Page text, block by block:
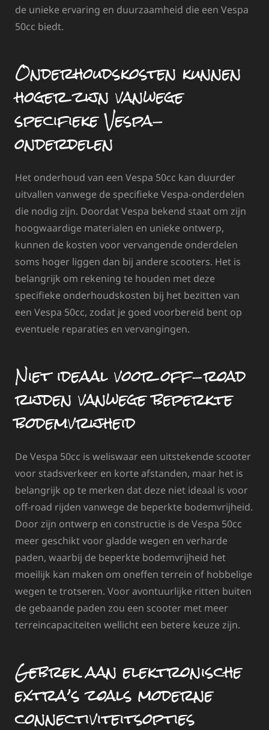
de unieke ervaring en duurzaamheid die een Vespa
50cc biedt.
Onderhoudskosten kunnen
hoger zijn vanwege
specifieke Vespa-
onderdelen
Het onderhoud van een Vespa 50cc kan duurder
uitvallen vanwege de specifieke Vespa-onderdelen
die nodig zijn. Doordat Vespa bekend staat om zijn
hoogwaardige materialen en unieke ontwerp,
kunnen de kosten voor vervangende onderdelen
soms hoger liggen dan bij andere scooters. Het is
belangrijk om rekening te houden met deze
specifieke onderhoudskosten bij het bezitten van
een Vespa 50cc, zodat je goed voorbereid bent op
eventuele reparaties en vervangingen.
Niet ideaal voor off-road
rijden vanwege beperkte
bodemvrijheid
De Vespa 50cc is weliswaar een uitstekende scooter
voor stadsverkeer en korte afstanden, maar het is
belangrijk op te merken dat deze niet ideaal is voor
off-road rijden vanwege de beperkte bodemvrijheid.
Door zijn ontwerp en constructie is de Vespa 50cc
meer geschikt voor gladde wegen en verharde
paden, waarbij de beperkte bodemvrijheid het
moeilijk kan maken om oneffen terrein of hobbelige
wegen te trotseren. Voor avontuurlijke ritten buiten
de gebaande paden zou een scooter met meer
terreincapaciteiten wellicht een betere keuze zijn.
Gebrek aan elektronische
extra’s zoals moderne
connectiviteitsopties